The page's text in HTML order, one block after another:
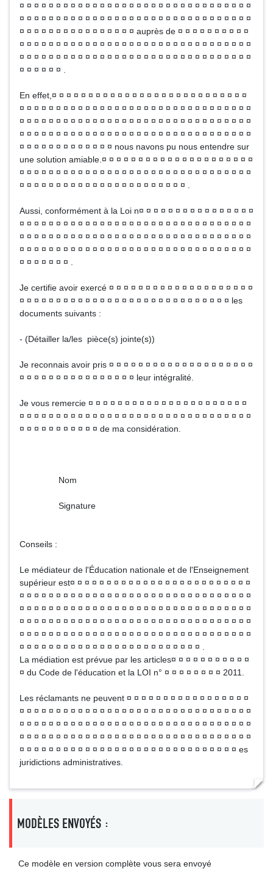
¤ ¤ ¤ ¤ ¤ ¤ ¤ ¤ ¤ ¤ ¤ ¤ ¤ ¤ ¤ ¤ ¤ ¤ ¤ ¤ ¤ ¤ ¤ ¤ ¤ ¤ ¤ ¤ ¤ ¤ ¤ ¤
¤ ¤ ¤ ¤ ¤ ¤ ¤ ¤ ¤ ¤ ¤ ¤ ¤ ¤ ¤ ¤ ¤ ¤ ¤ ¤ ¤ ¤ ¤ ¤ ¤ ¤ ¤ ¤ ¤ ¤ ¤ ¤
¤ ¤ ¤ ¤ ¤ ¤ ¤ ¤ ¤ ¤ ¤ ¤ ¤ ¤ ¤ ¤ auprès de ¤ ¤ ¤ ¤ ¤ ¤ ¤ ¤ ¤ ¤
¤ ¤ ¤ ¤ ¤ ¤ ¤ ¤ ¤ ¤ ¤ ¤ ¤ ¤ ¤ ¤ ¤ ¤ ¤ ¤ ¤ ¤ ¤ ¤ ¤ ¤ ¤ ¤ ¤ ¤ ¤ ¤
¤ ¤ ¤ ¤ ¤ ¤ ¤ ¤ ¤ ¤ ¤ ¤ ¤ ¤ ¤ ¤ ¤ ¤ ¤ ¤ ¤ ¤ ¤ ¤ ¤ ¤ ¤ ¤ ¤ ¤ ¤ ¤
¤ ¤ ¤ ¤ ¤ ¤ .
En effet,¤ ¤ ¤ ¤ ¤ ¤ ¤ ¤ ¤ ¤ ¤ ¤ ¤ ¤ ¤ ¤ ¤ ¤ ¤ ¤ ¤ ¤ ¤ ¤ ¤ ¤ ¤
¤ ¤ ¤ ¤ ¤ ¤ ¤ ¤ ¤ ¤ ¤ ¤ ¤ ¤ ¤ ¤ ¤ ¤ ¤ ¤ ¤ ¤ ¤ ¤ ¤ ¤ ¤ ¤ ¤ ¤ ¤ ¤
¤ ¤ ¤ ¤ ¤ ¤ ¤ ¤ ¤ ¤ ¤ ¤ ¤ ¤ ¤ ¤ ¤ ¤ ¤ ¤ ¤ ¤ ¤ ¤ ¤ ¤ ¤ ¤ ¤ ¤ ¤ ¤
¤ ¤ ¤ ¤ ¤ ¤ ¤ ¤ ¤ ¤ ¤ ¤ ¤ ¤ ¤ ¤ ¤ ¤ ¤ ¤ ¤ ¤ ¤ ¤ ¤ ¤ ¤ ¤ ¤ ¤ ¤ ¤
¤ ¤ ¤ ¤ ¤ ¤ ¤ ¤ ¤ ¤ ¤ ¤ ¤ nous navons pu nous entendre sur
une solution amiable.¤ ¤ ¤ ¤ ¤ ¤ ¤ ¤ ¤ ¤ ¤ ¤ ¤ ¤ ¤ ¤ ¤ ¤ ¤ ¤ ¤
¤ ¤ ¤ ¤ ¤ ¤ ¤ ¤ ¤ ¤ ¤ ¤ ¤ ¤ ¤ ¤ ¤ ¤ ¤ ¤ ¤ ¤ ¤ ¤ ¤ ¤ ¤ ¤ ¤ ¤ ¤ ¤
¤ ¤ ¤ ¤ ¤ ¤ ¤ ¤ ¤ ¤ ¤ ¤ ¤ ¤ ¤ ¤ ¤ ¤ ¤ ¤ ¤ ¤ ¤ .
Aussi, conformément à la Loi n¤ ¤ ¤ ¤ ¤ ¤ ¤ ¤ ¤ ¤ ¤ ¤ ¤ ¤ ¤ ¤
¤ ¤ ¤ ¤ ¤ ¤ ¤ ¤ ¤ ¤ ¤ ¤ ¤ ¤ ¤ ¤ ¤ ¤ ¤ ¤ ¤ ¤ ¤ ¤ ¤ ¤ ¤ ¤ ¤ ¤ ¤ ¤
¤ ¤ ¤ ¤ ¤ ¤ ¤ ¤ ¤ ¤ ¤ ¤ ¤ ¤ ¤ ¤ ¤ ¤ ¤ ¤ ¤ ¤ ¤ ¤ ¤ ¤ ¤ ¤ ¤ ¤ ¤ ¤
¤ ¤ ¤ ¤ ¤ ¤ ¤ ¤ ¤ ¤ ¤ ¤ ¤ ¤ ¤ ¤ ¤ ¤ ¤ ¤ ¤ ¤ ¤ ¤ ¤ ¤ ¤ ¤ ¤ ¤ ¤ ¤
¤ ¤ ¤ ¤ ¤ ¤ ¤ .
Je certifie avoir exercé ¤ ¤ ¤ ¤ ¤ ¤ ¤ ¤ ¤ ¤ ¤ ¤ ¤ ¤ ¤ ¤ ¤ ¤ ¤ ¤
¤ ¤ ¤ ¤ ¤ ¤ ¤ ¤ ¤ ¤ ¤ ¤ ¤ ¤ ¤ ¤ ¤ ¤ ¤ ¤ ¤ ¤ ¤ ¤ ¤ ¤ ¤ ¤ ¤ les
documents suivants :
- (Détailler la/les pièce(s) jointe(s))
Je reconnais avoir pris ¤ ¤ ¤ ¤ ¤ ¤ ¤ ¤ ¤ ¤ ¤ ¤ ¤ ¤ ¤ ¤ ¤ ¤ ¤ ¤
¤ ¤ ¤ ¤ ¤ ¤ ¤ ¤ ¤ ¤ ¤ ¤ ¤ ¤ ¤ ¤ leur intégralité.
Je vous remercie ¤ ¤ ¤ ¤ ¤ ¤ ¤ ¤ ¤ ¤ ¤ ¤ ¤ ¤ ¤ ¤ ¤ ¤ ¤ ¤ ¤ ¤
¤ ¤ ¤ ¤ ¤ ¤ ¤ ¤ ¤ ¤ ¤ ¤ ¤ ¤ ¤ ¤ ¤ ¤ ¤ ¤ ¤ ¤ ¤ ¤ ¤ ¤ ¤ ¤ ¤ ¤ ¤ ¤
¤ ¤ ¤ ¤ ¤ ¤ ¤ ¤ ¤ ¤ ¤ de ma considération.
Nom
Signature
Conseils :
Le médiateur de l'Éducation nationale et de l'Enseignement
supérieur est¤ ¤ ¤ ¤ ¤ ¤ ¤ ¤ ¤ ¤ ¤ ¤ ¤ ¤ ¤ ¤ ¤ ¤ ¤ ¤ ¤ ¤ ¤ ¤ ¤
¤ ¤ ¤ ¤ ¤ ¤ ¤ ¤ ¤ ¤ ¤ ¤ ¤ ¤ ¤ ¤ ¤ ¤ ¤ ¤ ¤ ¤ ¤ ¤ ¤ ¤ ¤ ¤ ¤ ¤ ¤ ¤
¤ ¤ ¤ ¤ ¤ ¤ ¤ ¤ ¤ ¤ ¤ ¤ ¤ ¤ ¤ ¤ ¤ ¤ ¤ ¤ ¤ ¤ ¤ ¤ ¤ ¤ ¤ ¤ ¤ ¤ ¤ ¤
¤ ¤ ¤ ¤ ¤ ¤ ¤ ¤ ¤ ¤ ¤ ¤ ¤ ¤ ¤ ¤ ¤ ¤ ¤ ¤ ¤ ¤ ¤ ¤ ¤ ¤ ¤ ¤ ¤ ¤ ¤ ¤
¤ ¤ ¤ ¤ ¤ ¤ ¤ ¤ ¤ ¤ ¤ ¤ ¤ ¤ ¤ ¤ ¤ ¤ ¤ ¤ ¤ ¤ ¤ ¤ ¤ ¤ ¤ ¤ ¤ ¤ ¤ ¤
¤ ¤ ¤ ¤ ¤ ¤ ¤ ¤ ¤ ¤ ¤ ¤ ¤ ¤ ¤ ¤ ¤ ¤ ¤ ¤ ¤ ¤ ¤ ¤ ¤ .
La médiation est prévue par les articles¤ ¤ ¤ ¤ ¤ ¤ ¤ ¤ ¤ ¤ ¤
¤ du Code de l'éducation et la LOI n° ¤ ¤ ¤ ¤ ¤ ¤ ¤ ¤ 2011.
Les réclamants ne peuvent ¤ ¤ ¤ ¤ ¤ ¤ ¤ ¤ ¤ ¤ ¤ ¤ ¤ ¤ ¤ ¤ ¤
¤ ¤ ¤ ¤ ¤ ¤ ¤ ¤ ¤ ¤ ¤ ¤ ¤ ¤ ¤ ¤ ¤ ¤ ¤ ¤ ¤ ¤ ¤ ¤ ¤ ¤ ¤ ¤ ¤ ¤ ¤ ¤
¤ ¤ ¤ ¤ ¤ ¤ ¤ ¤ ¤ ¤ ¤ ¤ ¤ ¤ ¤ ¤ ¤ ¤ ¤ ¤ ¤ ¤ ¤ ¤ ¤ ¤ ¤ ¤ ¤ ¤ ¤ ¤
¤ ¤ ¤ ¤ ¤ ¤ ¤ ¤ ¤ ¤ ¤ ¤ ¤ ¤ ¤ ¤ ¤ ¤ ¤ ¤ ¤ ¤ ¤ ¤ ¤ ¤ ¤ ¤ ¤ ¤ ¤ ¤
¤ ¤ ¤ ¤ ¤ ¤ ¤ ¤ ¤ ¤ ¤ ¤ ¤ ¤ ¤ ¤ ¤ ¤ ¤ ¤ ¤ ¤ ¤ ¤ ¤ ¤ ¤ ¤ ¤ ¤ es
juridictions administratives.
MODÈLES ENVOYÉS :
Ce modèle en version complète vous sera envoyé